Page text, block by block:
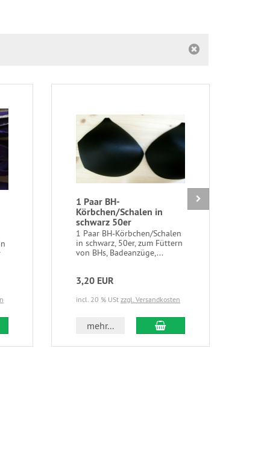
Warenkorb
1 Paar BH-
Körbchen/Schalen in
schwarz 50er
1 Paar BH-Körbchen/Schalen
in schwarz, 50er, zum Füttern
von BHs, Badeanzüge,...
3,20 EUR
incl. 20 % USt zzgl. Versandkosten
mehr... In den Warenkorb